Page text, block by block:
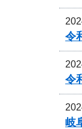
令
令
岐